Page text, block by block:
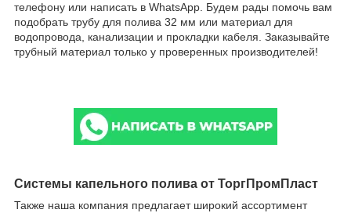
телефону или написать в WhatsApp. Будем рады помочь вам
подобрать трубу для полива 32 мм или материал для
водопровода, канализации и прокладки кабеля. Заказывайте
трубный материал только у проверенных производителей!
Системы капельного полива от ТоргПромПласт
Также наша компания предлагает широкий ассортимент